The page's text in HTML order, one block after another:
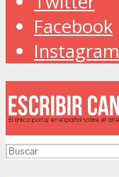
Facebook
Instagram